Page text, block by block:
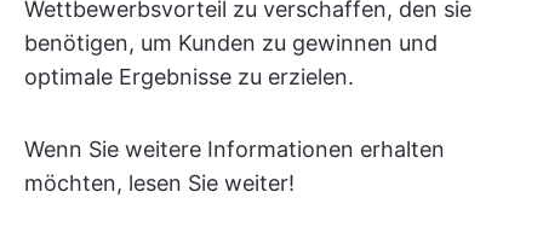
Wettbewerbsvorteil zu verschaffen, den sie
benötigen, um Kunden zu gewinnen und
optimale Ergebnisse zu erzielen.
Wenn Sie weitere Informationen erhalten
möchten, lesen Sie weiter!